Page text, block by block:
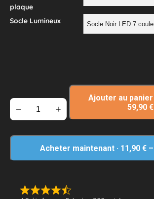
plaque
Socle Lumineux
− +
Ajouter au panier
59,90 €
Acheter maintenant · 11,90 €–